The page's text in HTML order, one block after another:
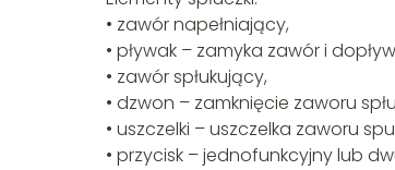
• zawór napełniający,
• pływak – zamyka zawór i
• zawór spłukujący,
• dzwon – zamknięcie zaworu
• uszczelki – uszczelka zaworu
• przycisk – jednofunkcyjny lub